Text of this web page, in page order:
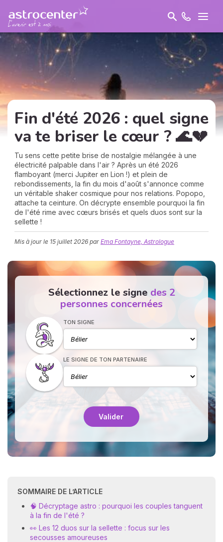
Fin d'été 2026 : quel signe
va te briser le cœur ? 🌊💔
Tu sens cette petite brise de nostalgie mélangée à une
électricité palpable dans l'air ? Après un été 2026
flamboyant (merci Jupiter en Lion !) et plein de
rebondissements, la fin du mois d'août s'annonce comme
un véritable shaker cosmique pour nos relations. Popopo,
attache ta ceinture. On décrypte ensemble pourquoi la fin
de l'été rime avec cœurs brisés et quels duos sont sur la
sellette !
Mis à jour le 15 juillet 2026 par Ema Fontayne, Astrologue
Sélectionnez le signe des 2
personnes concernées
TON SIGNE
LE SIGNE DE TON PARTENAIRE
Valider
SOMMAIRE DE L’ARTICLE
🧠 Décryptage astro : pourquoi les couples tanguent
à la fin de l'été ?
👀 Les 12 duos sur la sellette : focus sur les
secousses amoureuses